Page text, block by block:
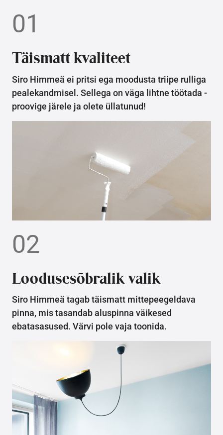
01
Täismatt kvaliteet
Siro Himmeä ei pritsi ega moodusta triipe rulliga
pealekandmisel. Sellega on väga lihtne töötada -
proovige järele ja olete üllatunud!
02
Loodusesõbralik valik
Siro Himmeä tagab täismatt mittepeegeldava
pinna, mis tasandab aluspinna väikesed
ebatasasused. Värvi pole vaja toonida.